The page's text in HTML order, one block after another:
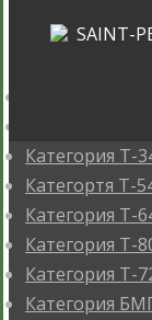
SAINT-
КАТЕГОРИИ
Категория Т-
Категортя Т-
Категория T-
Категория T-
Категория T-
Категория